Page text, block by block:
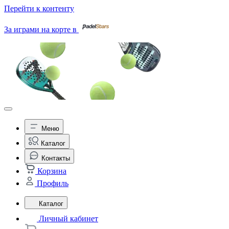
Перейти к контенту
За играми на корте в
Меню
Каталог
Контакты
Корзина
Профиль
Каталог
Личный кабинет